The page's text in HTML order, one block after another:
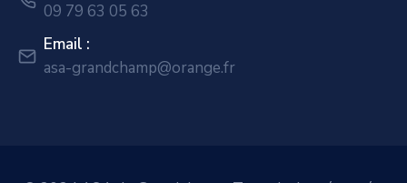
09 79 63 05 63
Email :
asa-grandchamp@orange.fr